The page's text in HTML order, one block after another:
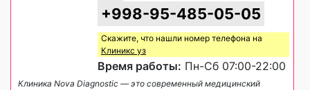
+998-95-485-05-05
Скажите, что нашли номер телефона на
Клиникс уз
Время работы: Пн-Сб 07:00-22:00
Клиника Nova Diagnostic — это современный медицинский